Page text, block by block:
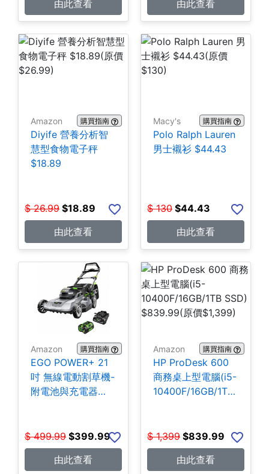
由此查看
由此查看
Amazon 購買指南
Diyife 營養分析智
慧型食物電子秤
$18.89
$ 26.99 $18.89
由此查看
Macy's 購買指南
Polo Ralph Lauren
男士襯衫 $44.43
$ 130 $44.43
由此查看
Amazon 購買指南
EGO POWER+ 21
吋 無線電動割草機-
附電池與充電器
$ 499.99 $399.99
由此查看
Amazon 購買指南
HP ProDesk 600
商務桌上型電腦(i5-
10400F/16GB/1TB
$ 1,399 $839.99
由此查看